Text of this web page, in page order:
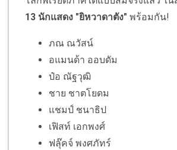
13 นักแสดง "ยิหวาดาตัง"พร้อมกัน!
ภณ ณวัสน์
อแมนด้า ออบดัม
ป๋อ ณัฐวุฒิ
ชาย ชาตโยดม
แชมป์ ชนาธิป
เฟิสท์ เอกพงศ์
ฟลุ๊คจ์ พงศภัทร์